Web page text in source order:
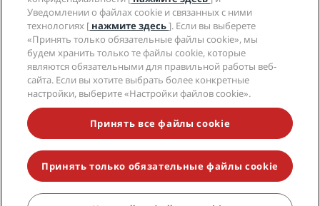
НЕ ПРОПУСТИТЕ НАШИ ПРЕДЛОЖЕНИЯ,
ПОЛЬЗУЮЩИЕСЯ НАИБОЛЬШЕЙ ПОПУЛЯРНОСТЬЮ
© 2026 Radisson Hotel Group.Все права защищены. RHG Radisson
Hotel Group, Radisson, Radisson RED, Radisson Blu, Radisson Collection,
Radisson Individuals, Park Plaza, Park Inn, Country Inn & Suites, Prize by
Уведомлении о файлах cookie и связанных с ними
технологиях [ нажмите здесь]. Если вы выберете
«Принять только обязательные файлы cookie», мы
будем хранить только те файлы cookie, которые
являются обязательными для правильной работы веб-
сайта. Если вы хотите выбрать более конкретные
настройки, выберите «Настройки файлов cookie».
Принять все файлы cookie
Принять только обязательные файлы cookie